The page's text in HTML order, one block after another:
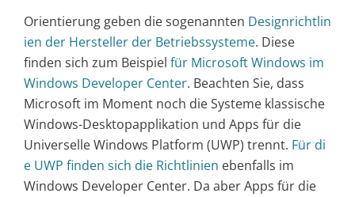
Orientierung geben die sogenannten Designrichtlin
ien der Hersteller der Betriebssysteme. Diese
finden sich zum Beispiel für Microsoft Windows im
Windows Developer Center. Beachten Sie, dass
Microsoft im Moment noch die Systeme klassische
Windows-Desktopapplikation und Apps für die
Universelle Windows Platform (UWP) trennt. Für di
e UWP finden sich die Richtlinien ebenfalls im
Windows Developer Center. Da aber Apps für die